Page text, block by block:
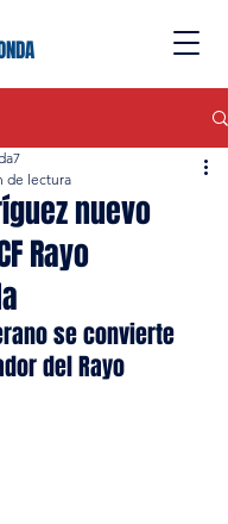
nuevo
Rayo
de lectura
se convierte
del Rayo